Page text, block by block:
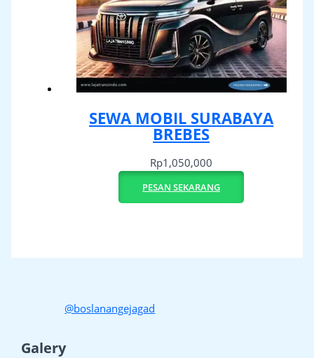
SEWA MOBIL SURABAYA
BREBES
Rp1,050,000
PESAN SEKARANG
@boslanangejagad
Galery